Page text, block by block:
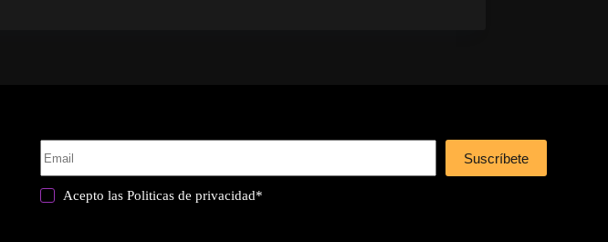
Suscríbete
Acepto lasPoliticas de privacidad*